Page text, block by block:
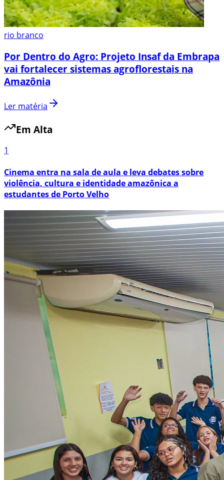
rio branco
Por Dentro do Agro: Projeto Insaf da Embrapa
vai fortalecer sistemas agroflorestais na
Amazônia
Ler matéria
Em Alta
1
Cinema entra na sala de aula e leva debates sobre
violência, cultura e identidade amazônica a
estudantes de Porto Velho